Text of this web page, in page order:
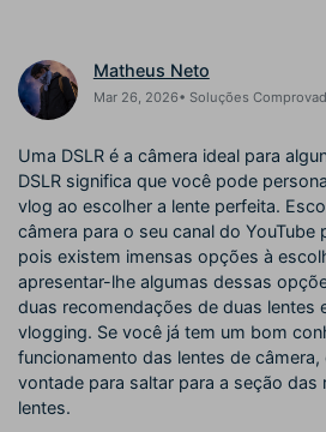
Aprenda os termos técnicos
de edição de vídeo
Hub de Criadores
ilimitada com o Hub de
Criadores
Crie
Comunidade
Programa de afiliados
Acesse parcerias de nível
Suporte
Saiba mais
Matheus Neto
Mar 26, 2026• Soluções
Uma DSLR é a câmera ideal para
DSLR significa que você pode
vlog ao escolher a lente perfeita.
câmera para o seu canal do
pois existem imensas opções à
apresentar-lhe algumas dessas
duas recomendações de duas lentes
vlogging. Se você já tem um bom
funcionamento das lentes de
vontade para saltar para a seção das
lentes.